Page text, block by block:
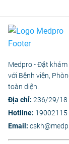
Medpro - Đặt
với Bệnh viện,
toàn diện.
Địa chỉ: 236/29/18
Hotline: 19002115
Email: